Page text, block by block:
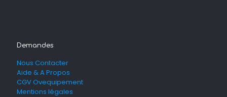
Demandes
Nous Contacter
Aide & A Propos
CGV Ovequipement
Mentions légales